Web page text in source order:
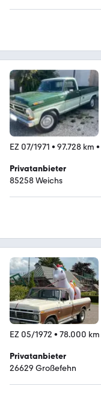
EZ 07/1971 • 97.728 km •
Privatanbieter
85258 Weichs
EZ 05/1972 • 78.000 km
Privatanbieter
26629 Großefehn